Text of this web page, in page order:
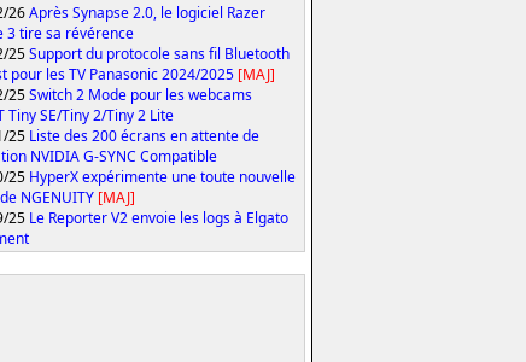
26Après Synapse 2.0, le logiciel Razer
3 tire sa révérence
25Support du protocole sans fil Bluetooth
pour les TV Panasonic 2024/2025 [MAJ]
25Switch 2 Mode pour les webcams
Tiny SE/Tiny 2/Tiny 2 Lite
25 Liste des 200 écrans en attente de
NVIDIA G-SYNC Compatible
25 HyperX expérimente une toute nouvelle
NGENUITY [MAJ]
25 Le Reporter V2 envoie les logs à Elgato